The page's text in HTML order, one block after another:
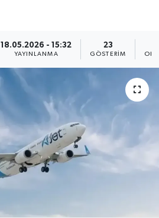
18.05.2026 - 15:32
YAYINLANMA
23
GÖSTERIM